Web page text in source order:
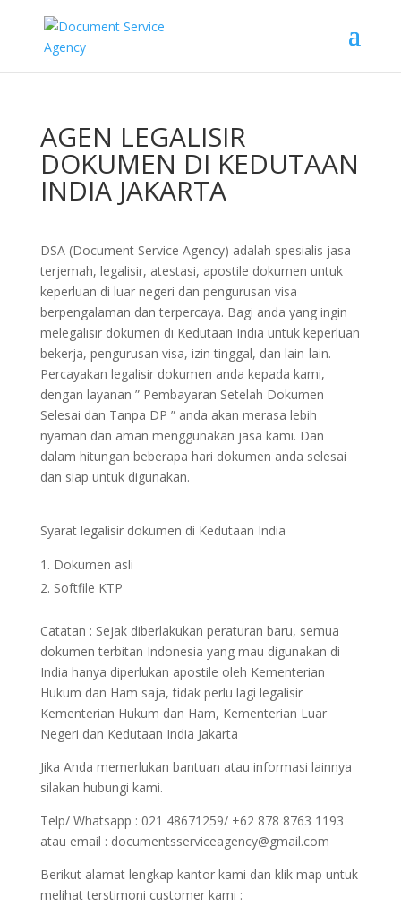
AGEN LEGALISIR
DOKUMEN DI KEDUTAAN
INDIA JAKARTA
DSA (Document Service Agency) adalah spesialis jasa
terjemah, legalisir, atestasi, apostile dokumen untuk
keperluan di luar negeri dan pengurusan visa
berpengalaman dan terpercaya. Bagi anda yang ingin
melegalisir dokumen di Kedutaan India untuk keperluan
bekerja, pengurusan visa, izin tinggal, dan lain-lain.
Percayakan legalisir dokumen anda kepada kami,
dengan layanan ” Pembayaran Setelah Dokumen
Selesai dan Tanpa DP ” anda akan merasa lebih
nyaman dan aman menggunakan jasa kami. Dan
dalam hitungan beberapa hari dokumen anda selesai
dan siap untuk digunakan.
Syarat legalisir dokumen di Kedutaan India
Dokumen asli
Softfile KTP
Catatan : Sejak diberlakukan peraturan baru, semua
dokumen terbitan Indonesia yang mau digunakan di
India hanya diperlukan apostile oleh Kementerian
Hukum dan Ham saja, tidak perlu lagi legalisir
Kementerian Hukum dan Ham, Kementerian Luar
Negeri dan Kedutaan India Jakarta
Jika Anda memerlukan bantuan atau informasi lainnya
silakan hubungi kami.
Telp/ Whatsapp : 021 48671259/ +62 878 8763 1193
atau email : documentsserviceagency@gmail.com
Berikut alamat lengkap kantor kami dan klik map untuk
melihat terstimoni customer kami :